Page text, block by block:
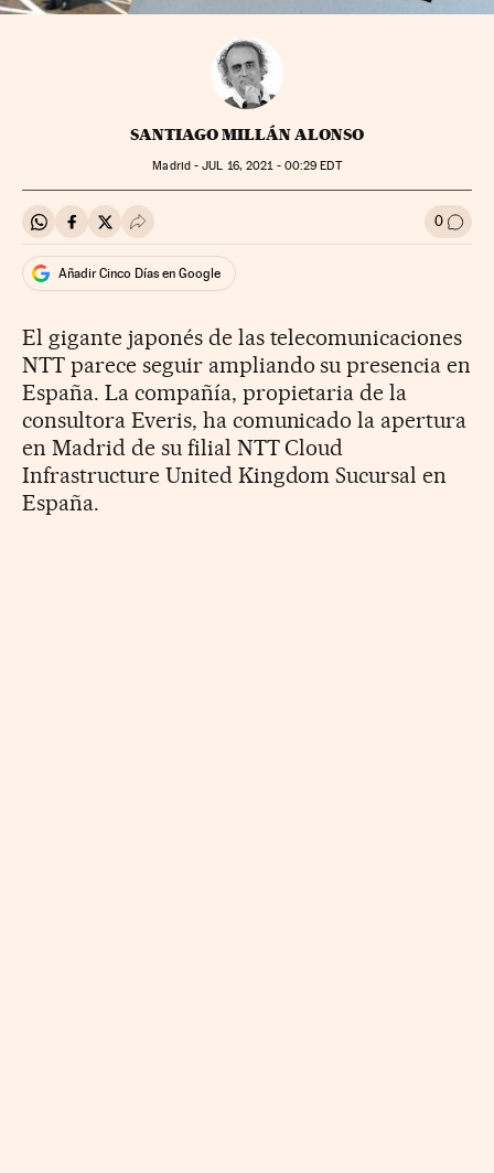
SANTIAGO MILLÁN ALONSO
Madrid -JUL 16, 2021 - 00:29 EDT
Compartir en Whatsapp
Compartir en Facebook
Compartir en Twitter
Desplegar Redes Sociales 0 Ir a
Añadir Cinco Días en Google
El gigante japonés de las telecomunicaciones
NTT parece seguir ampliando su presencia en
España. La compañía, propietaria de la
consultora Everis, ha comunicado la apertura
en Madrid de su filial NTT Cloud
Infrastructure United Kingdom Sucursal en
España.